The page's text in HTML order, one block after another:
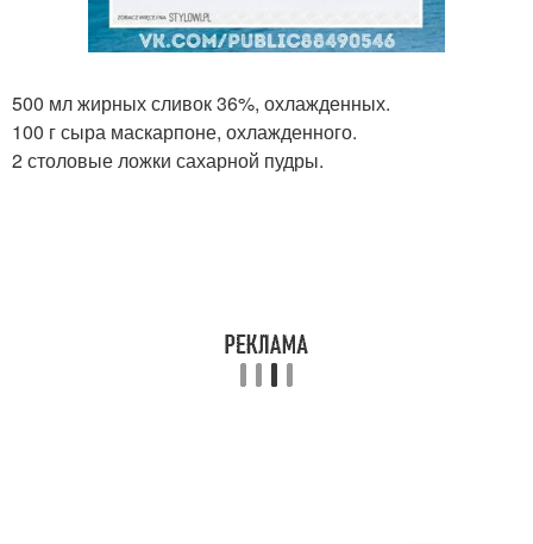
500 мл жирных сливок 36%, охлажденных.
100 г сыра маскарпоне, охлажденного.
2 столовые ложки сахарной пудры.